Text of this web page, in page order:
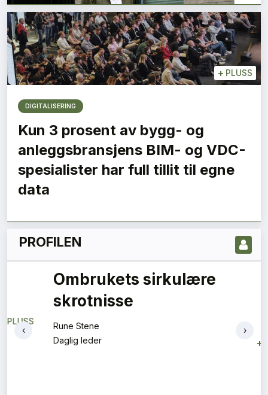
LES NYESTE UTGIVELSE HER
+ PLUSS
DIGITALISERING
Kun 3 prosent av bygg- og
anleggsbransjens BIM- og VDC-
spesialister har full tillit til egne
data
PROFILEN
Vi må være optimistiske
Magnus Gåseby
Avdelingsleder
‹
›